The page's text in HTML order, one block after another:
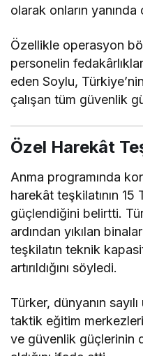
olarak onların
Özellikle operasyon
personelin
eden Soylu,
çalışan tüm güvenlik
Özel Harekât
Anma programında
harekât teşkilatının 15
güçlendiğini belirtti.
ardından yıkılan
teşkilatın teknik
artırıldığını söyledi.
Türker, dünyanın
taktik eğitim
ve güvenlik güçlerinin